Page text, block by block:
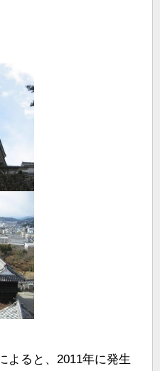
よると、2011年に発生